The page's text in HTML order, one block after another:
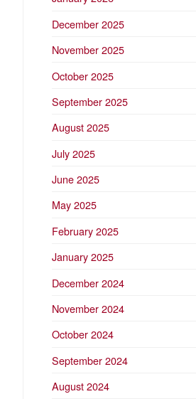
December 2025
November 2025
October 2025
September 2025
August 2025
July 2025
June 2025
May 2025
February 2025
January 2025
December 2024
November 2024
October 2024
September 2024
August 2024